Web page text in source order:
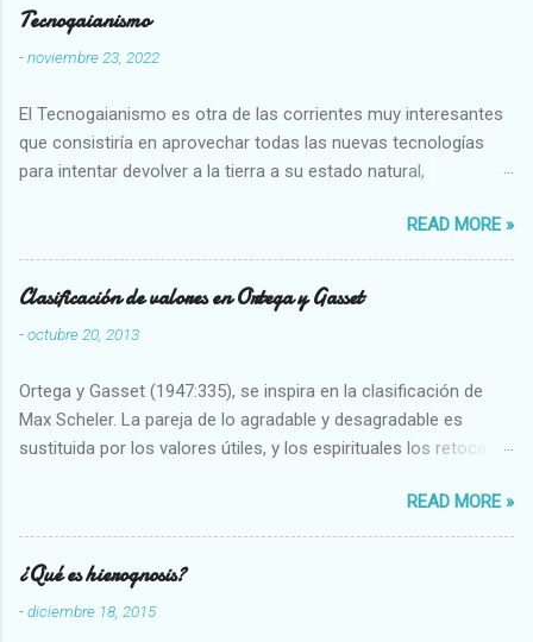
Tecnogaianismo
-noviembre 23, 2022
El Tecnogaianismo es otra de las corrientes muy interesantes
que consistiría en aprovechar todas las nuevas tecnologías
para intentar devolver a la tierra a su estado natural,
READ MORE »
Clasificación de valores en Ortega y Gasset
-octubre 20, 2013
Ortega y Gasset (1947:335), se inspira en la clasificación de
Max Scheler. La pareja de lo agradable y desagradable es
sustituida por los valores útiles, y los espirituales los retoca.
Abundante-Escaso,etc 2 VITALES Sano-Enfermo Selecto-
Vulgar Enérgico-Inerte Fuerte-Débil,etc. 3 ESPIRITUALES a)
Intelectuales Conocimiento-Error Exacto-Aproximado
Evidente-Probable,etc b) Morales Bueno-malo Bondadoso-
malvado Justo-Injusto Escrupuloso-Relajado Leal-Desleal,etc.
READ MORE »
¿Qué es hierognosis?
-diciembre 18, 2015